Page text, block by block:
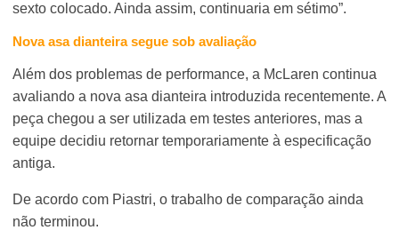
sexto colocado. Ainda assim, continuaria em sétimo”.
Nova asa dianteira segue sob avaliação
Além dos problemas de performance, a McLaren continua
avaliando a nova asa dianteira introduzida recentemente. A
peça chegou a ser utilizada em testes anteriores, mas a
equipe decidiu retornar temporariamente à especificação
antiga.
De acordo com Piastri, o trabalho de comparação ainda
não terminou.